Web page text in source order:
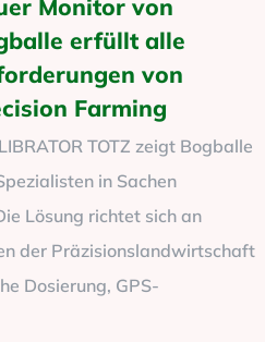
Monitor von
erfüllt alle
von
Farming
TOTZ zeigt Bogballe
in Sachen
Lösung richtet sich an
der Präzisionslandwirtschaft
Dosierung, GPS-